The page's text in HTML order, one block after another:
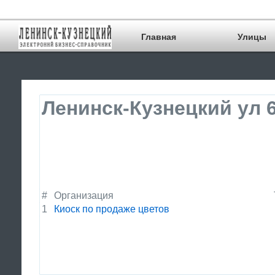
Главная Улицы
Ленинск-Кузнецкий ул
# Организация
1
Киоск по продаже цветов